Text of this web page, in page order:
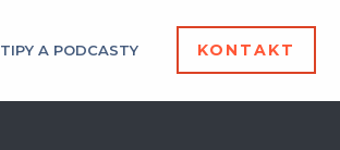
A PODCASTY KONTAKT